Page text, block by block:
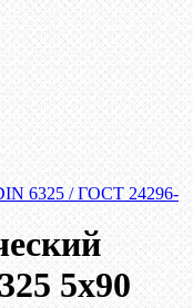
6325 / ГОСТ 24296-
5х90